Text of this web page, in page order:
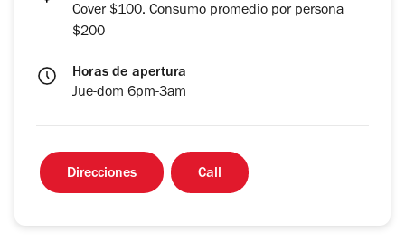
Cover $100. Consumo promedio por persona
$200
Horas de apertura
Jue-dom 6pm-3am
Direcciones Call